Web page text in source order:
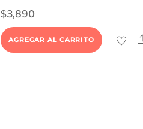
$3,890
AGREGAR AL CARRITO